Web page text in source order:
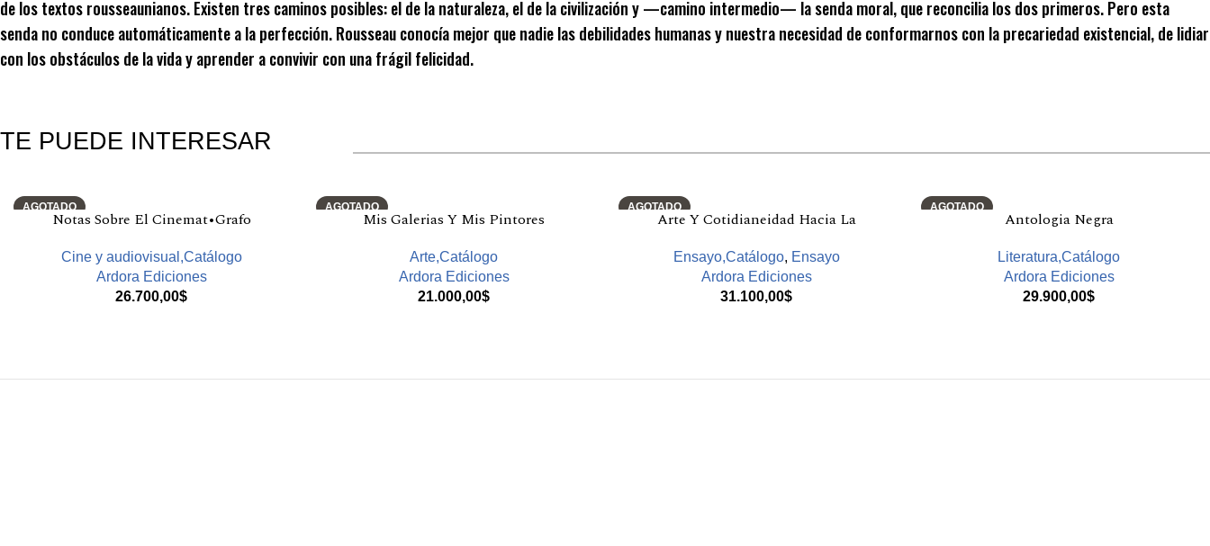
de los textos rousseaunianos. Existen tres caminos posibles: el de la naturaleza, el de la civilización y —camino intermedio— la senda moral, que reconcilia los dos primeros. Pero esta
senda no conduce automáticamente a la perfección. Rousseau conocía mejor que nadie las debilidades humanas y nuestra necesidad de conformarnos con la precariedad existencial, de lidiar
con los obstáculos de la vida y aprender a convivir con una frágil felicidad.
TE PUEDE INTERESAR
AGOTADO
Notas Sobre El Cinemat•Grafo
Cine y audiovisual,Catálogo
Ardora Ediciones
26.700,00$
AGOTADO
Mis Galerias Y Mis Pintores
Arte,Catálogo
Ardora Ediciones
21.000,00$
AGOTADO
Arte Y Cotidianeidad Hacia La
Ensayo,Catálogo, Ensayo
Ardora Ediciones
31.100,00$
AGOTADO
Antologia Negra
Literatura,Catálogo
Ardora Ediciones
29.900,00$